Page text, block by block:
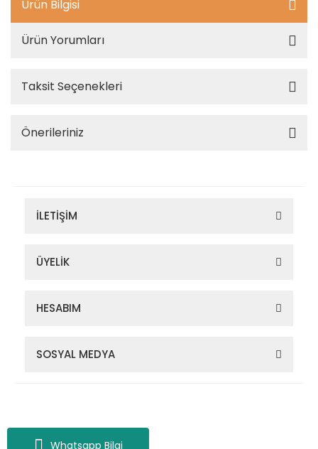
Whatsapp Bilgi
Ürün Bilgisi
Ürün Yorumları
Taksit Seçenekleri
Önerileriniz
İLETİŞİM
ÜYELİK
HESABIM
SOSYAL MEDYA